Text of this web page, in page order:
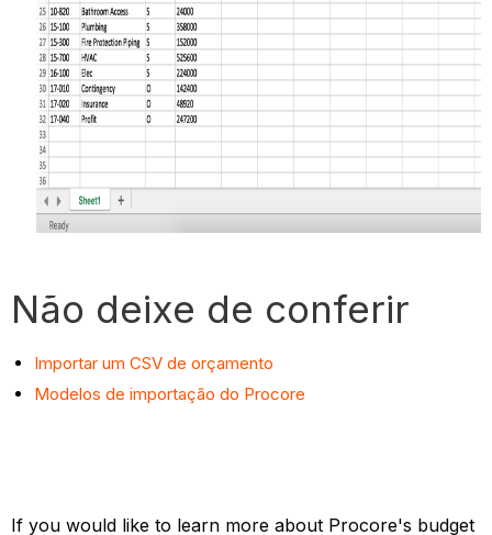
Não deixe de conferir
Importar um CSV de orçamento
Modelos de importação do Procore
If you would like to learn more about Procore's budget